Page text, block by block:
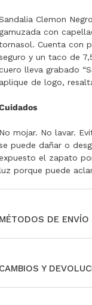
Clemon
gamuzada con
Cuenta con
y un taco de
lleva grabado
aplique de logo,
No mojar. No lavar.
puede dañar o
el zapato
porque puede
MÉTODOS DE ENVÍO
podésretirar
CAMBIOS Y